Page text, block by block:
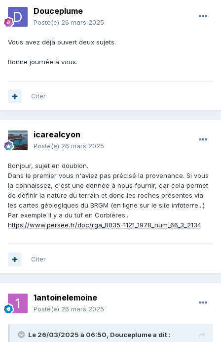
Douceplume
Posté(e) 26 mars 2025
Vous avez déjà ouvert deux sujets.
Bonne journée à vous.
Citer
icarealcyon
Posté(e) 26 mars 2025
Bonjour, sujet en doublon.
Dans le premier vous n'aviez pas précisé la provenance. Si vous
la connaissez, c'est une donnée à nous fournir, car cela permet
de définir la nature du terrain et donc les roches présentes via
les cartes géologiques du BRGM (en ligne sur le site infoterre...)
Par exemple il y a du tuf en Corbières...
https://www.persee.fr/doc/rga_0035-1121_1978_num_66_3_2134
Citer
1antoinelemoine
Posté(e) 26 mars 2025
Le 26/03/2025 à 06:50, Douceplumea dit :